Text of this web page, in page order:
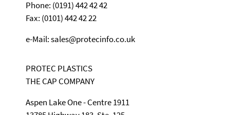
Phone: (0191) 442 42 42
Fax: (0101) 442 42 22
e-Mail: sales@protecinfo.co.uk
PROTEC PLASTICS
THE CAP COMPANY
Aspen Lake One - Centre 1911